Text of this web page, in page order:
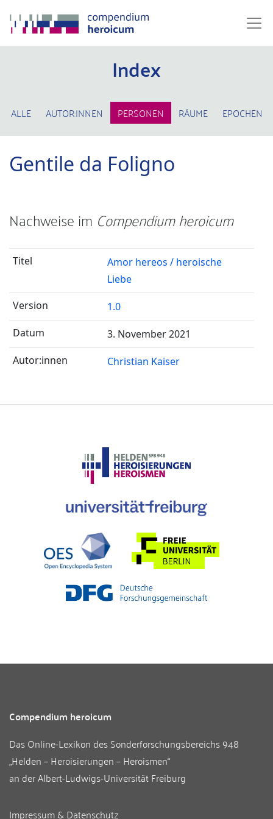
Index
ALLE AUTOR:INNEN PERSONEN RÄUME EPOCHEN
Gentile da Foligno
Nachweise im Compendium heroicum
Amor hereos / heroische
Liebe
1.0
3. November 2021
Christian Kaiser
Compendium heroicum
Das Online-Lexikon desSonderforschungsbereichs 948
„Helden – Heroisierungen – Heroismen“
an derAlbert-Ludwigs-Universität Freiburg
Impressum & Datenschutz